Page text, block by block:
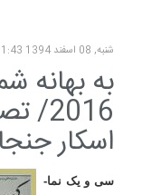
شنبه, 08 اسفند 1394 11:43
به بهانه
اسکار
سی و یک نما-